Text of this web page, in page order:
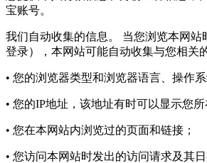
宝账号。
我们自动收集的信息。 当您浏览本网站
登录），本网站可能自动收集与您相关
• 您的浏览器类型和浏览器语言、操作
• 您的IP地址，该地址有时可以显示您所
• 您在本网站内浏览过的页面和链接；
• 您访问本网站时发出的访问请求及其